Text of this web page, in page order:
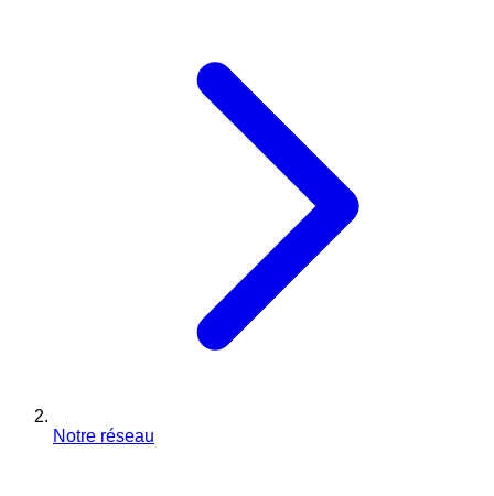
Notre réseau